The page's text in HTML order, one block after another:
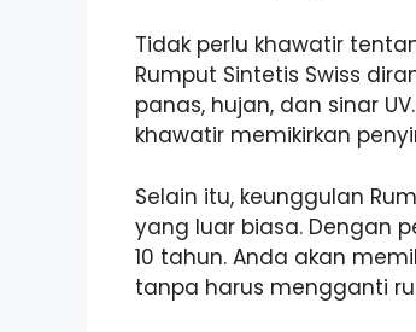
Tidak perlu khawatir
Rumput Sintetis Swiss
panas, hujan, dan sinar
khawatir memikirkan
Selain itu, keunggulan
yang luar biasa. Dengan
10 tahun. Anda akan
tanpa harus mengganti